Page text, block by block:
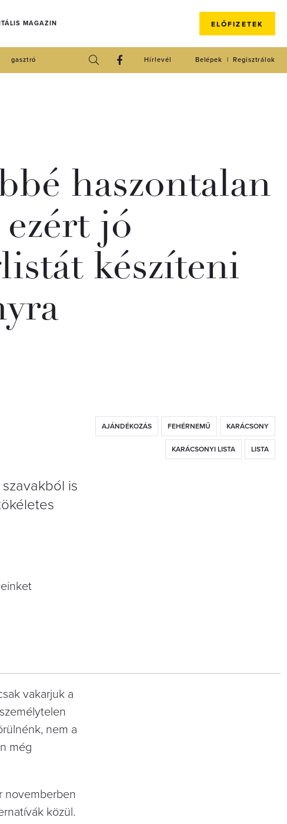
MAGAZIN ELŐFIZETEK
gasztró Regisztrálok
Belépek
Hírlevél
haszontalan
jó
készíteni
AJÁNDÉKOZÁS FEHÉRNEMŰ KARÁCSONY
KARÁCSONYI LISTA LISTA
is
vakarjuk a
nem a
még
novemberben
közül.